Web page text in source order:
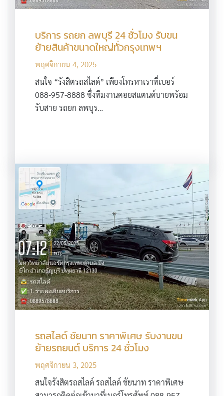
บริการ รถยก ลพบุรี 24 ชั่วโมง รับขน
ย้ายสินค้าขนาดใหญ่ทั่วกรุงเทพฯ
พฤศจิกายน 4, 2025
สนใจ “รังสิตรถสไลด์” เพียงโทรหาเราที่เบอร์
088-957-8888 ซึ่งทีมงานคอยสแตนด์บายพร้อม
รับสาย รถยก ลพบุร…
รถสไลด์ ชัยนาท ราคาพิเศษ รับงานขน
ย้ายรถยนต์ บริการ 24 ชั่วโมง
พฤศจิกายน 3, 2025
สนใจรังสิตรถสไลด์ รถสไลด์ ชัยนาท ราคาพิเศษ